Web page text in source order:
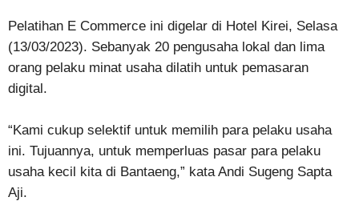
Pelatihan E Commerce ini digelar di Hotel Kirei, Selasa
(13/03/2023). Sebanyak 20 pengusaha lokal dan lima
orang pelaku minat usaha dilatih untuk pemasaran
digital.
“Kami cukup selektif untuk memilih para pelaku usaha
ini. Tujuannya, untuk memperluas pasar para pelaku
usaha kecil kita di Bantaeng,” kata Andi Sugeng Sapta
Aji.